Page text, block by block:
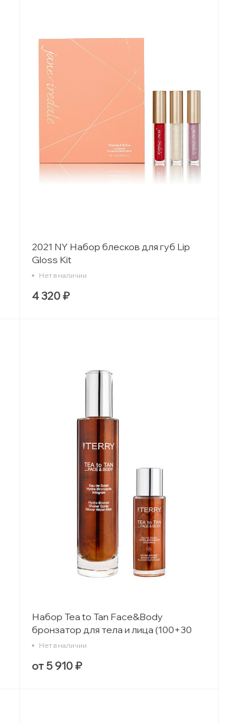
2021 NY Набор блесков для губ Lip
Gloss Kit
Нет в наличии
4 320 ₽
Набор Tea to Tan Face&Body
бронзатор для тела и лица (100+30
мл)Нет в наличии
от 5 910 ₽